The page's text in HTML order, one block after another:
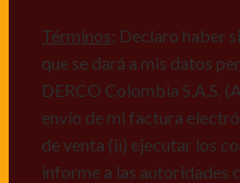
Términos: Declaro haber
que se dará a mis datos
DERCO Colombia S.A.S.
envío de mi factura
de venta (ii) ejecutar los
informe a las autoridades